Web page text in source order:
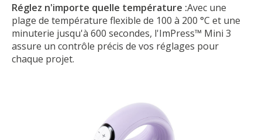
Réglez n'importe quelle température :Avec une
plage de température flexible de 100 à 200 °C et une
minuterie jusqu'à 600 secondes, l'ImPress™ Mini 3
assure un contrôle précis de vos réglages pour
chaque projet.